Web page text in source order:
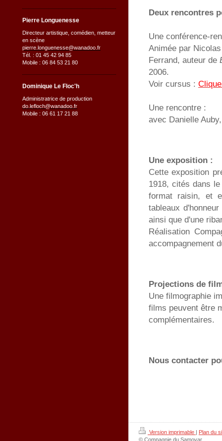
Deux rencontres
Une conférence-
Animée par
Ferrand, auteur de
2006.
Voir cursus :
Une rencontre :
avec Danielle
Une exposition :
Cette exposition
1918, cités dans
format raisin, et
tableaux
ainsi que d'une
Réalisation
accompagnement
Projections de
Une filmographie
films peuvent être
complémentaires.
Nous contacter
Pierre Longuenesse
Directeur artistique, comédien, metteur
en scène
pierre.longuenesse@wanadoo.fr
Tél. : 01 45 42 94 85
Mobile : 06 84 53 21 80
Dominique Le Floc'h
Administratrice de production
do.lefloch@wanadoo.fr
Mobile : 06 61 17 21 88
Version imprimable | Plan du
© Compagnie du Samovar